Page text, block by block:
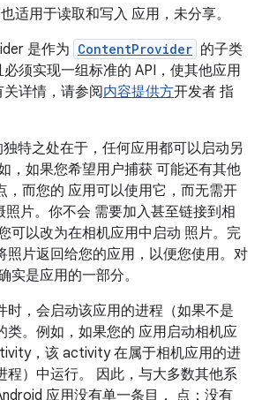
适用于读取和写入 应用，未分享。
是作为 ContentProvider 的子类
须实现一组标准的 API，使其他应用
详情，请参阅内容提供方开发者 指
特之处在于，任何应用都可以启动另
，如果您希望用户捕获 可能还有其他
，而您的 应用可以使用它，而无需开
片。你不会 需要加入甚至链接到相
可以改为在相机应用中启动 照片。完
照片返回给您的应用，以便您使用。对
实是应用的一部分。
时，会启动该应用的进程（如果不是
类。例如，如果您的 应用启动相机应
，该 activity 在属于相机应用的进
程）中运行。 因此，与大多数其他系
应用没有单一条目， 点：没有